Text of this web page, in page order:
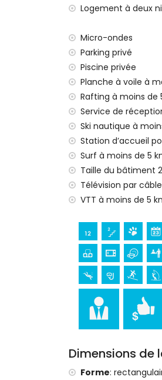
Installations et
aspirateur et fer
linge de lit et
service de
chauffage à air
Installations et
service aéroport
lit
Sites et culture à
musée
Viento, Jávea),
Jávea), site
Sports
tennis,
planche à voile
golf (Club de
Logement à deux
Micro-ondes
Parking privé
Piscine privée
Planche à voile à
Rafting à moins de
Service de
Ski nautique à
Station d’accueil
Surf à moins de 5
Taille du bâtiment
Télévision par
VTT à moins de 5
Dimensions de
Forme: